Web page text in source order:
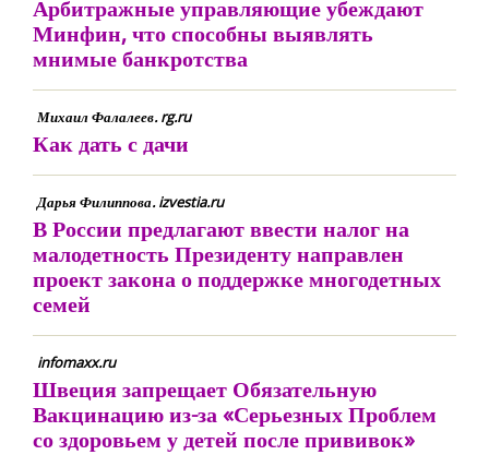
Арбитражные управляющие убеждают
Минфин, что способны выявлять
мнимые банкротства
Михаил Фалалеев. rg.ru
Как дать с дачи
Дарья Филиппова. izvestia.ru
В России предлагают ввести налог на
малодетность Президенту направлен
проект закона о поддержке многодетных
семей
infomaxx.ru
Швеция запрещает Обязательную
Вакцинацию из-за «Серьезных Проблем
со здоровьем у детей после прививок»